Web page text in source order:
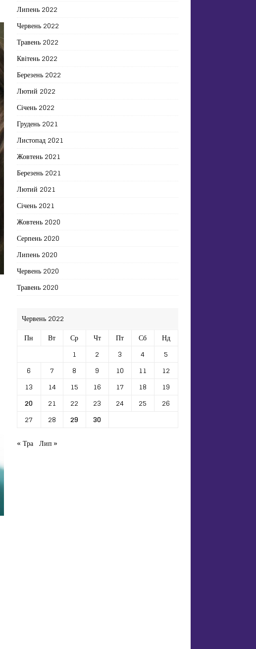
Липень 2022
Червень 2022
Травень 2022
Квітень 2022
Березень 2022
Лютий 2022
Січень 2022
Грудень 2021
Листопад 2021
Жовтень 2021
Березень 2021
Лютий 2021
Січень 2021
Жовтень 2020
Серпень 2020
Липень 2020
Червень 2020
Травень 2020
Червень 2022
Пн
Вт Ср Чт Пт Сб
Нд
1
2 3 4
5
6
7 8 9 10 11
12
13
14 15 16 17 18
19
20
21 22 23 24 25
26
27
28 29
30
« Тра Лип »